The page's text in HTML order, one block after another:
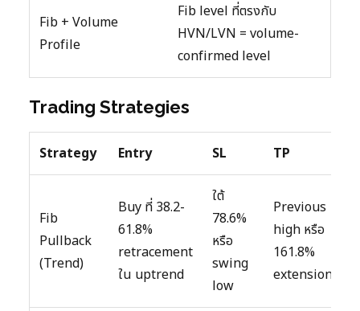
Fib + Volume
Profile
Fib level ที่ตรงกับ
HVN/LVN = volume-
confirmed level
Trading Strategies
Strategy Entry SL TP
Fib
Pullback
(Trend)
Buy ที่ 38.2-
61.8%
retracement
ใน uptrend
ใต้
78.6%
หรือ
swing
low
Previous
high หรือ
161.8%
extension